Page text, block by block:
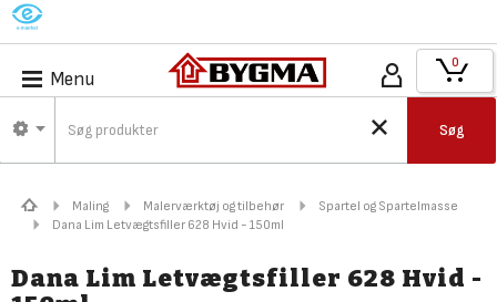
M
Menu
Søg
0
Maling Malerværktøj og tilbehør
Spartel og Spartelmasse
Dana Lim Letvægtsfiller 628 Hvid - 150ml
Dana Lim Letvægtsfiller 628 Hvid -